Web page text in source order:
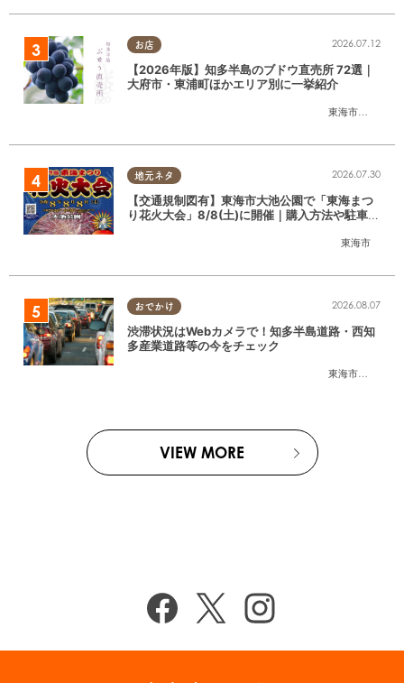
お店
東海市
,大府市
2026.07.12
【2026年版】知多半島のブドウ直売所 72選｜
大府市・東浦町ほかエリア別に一挙紹介
地元ネタ
東海市
2026.07.30
【交通規制図有】東海市大池公園で「東海まつ
り花火大会」8/8(土)に開催｜購入方法や駐車場
おでかけ
東海市
,大府市
2026.08.07
渋滞状況はWebカメラで！知多半島道路・西知
多産業道路等の今をチェック
VIEW MORE